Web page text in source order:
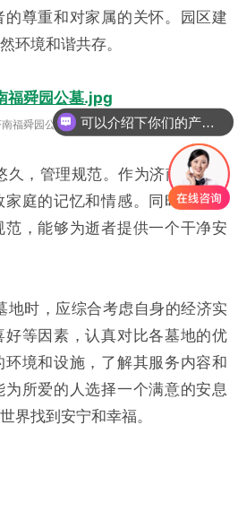
尊重和对家属的关怀。园区建
环境和谐共存。
福舜园公墓.jpg
久，管理规范。作为济南的老墓
庭的记忆和情感。同时，福舜
范，能够为逝者提供一个干净安
时，应综合考虑自身的经济实
等因素，认真对比各墓地的优
境和设施，了解其服务内容和
为所爱的人选择一个满意的安息
界找到安宁和幸福。
可以介绍下你们的产品么